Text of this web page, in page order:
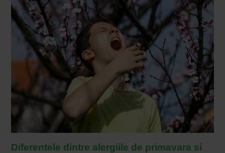
Diferentele dintre alergiile de primavara si